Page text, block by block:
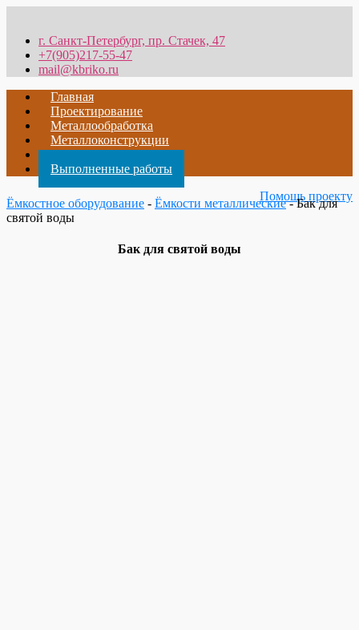
г. Санкт-Петербург, пр. Стачек, 47
+7(905)217-55-47
mail@kbriko.ru
Главная
Проектирование
Металлообработка
Металлоконструкции
Теория
Выполненные работы
Помощь проекту
Ёмкостное оборудование - Ёмкости металлические- Бак для
святой воды
Бак для святой воды